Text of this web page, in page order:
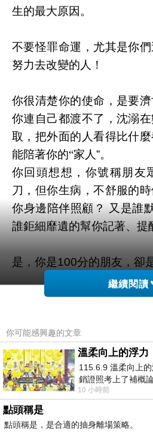
生的最大原因。
不要怪罪命運，尤其是你
努力去改變的人！
你很清楚你的使命，是要
你連自己都渡不了，沈溺
取，把外面的人看得比什
能陪著你的“家人”。
你回頭想想，你號稱朋友
刀，但你生病，不舒服的
你身邊陪伴照顧？
又是誰
誰鉅細靡遺的幫你記著、提
是，你是100分的朋友，卻
我懂你，也知道其實你心
不敢說。
好吧，就當朋友吧，你想說
說的，可以說給我聽。
至於我，我很好，不用擔心
很清楚。
繼續閱讀
你可能感興趣的文章
溫柔向上的浮力
115.6.9 溫柔向上
銷證照考上了補概
治大成功,也是表法,
10 小時前
點頭稱是
點頭稱是，是合適的抽身離場策略。